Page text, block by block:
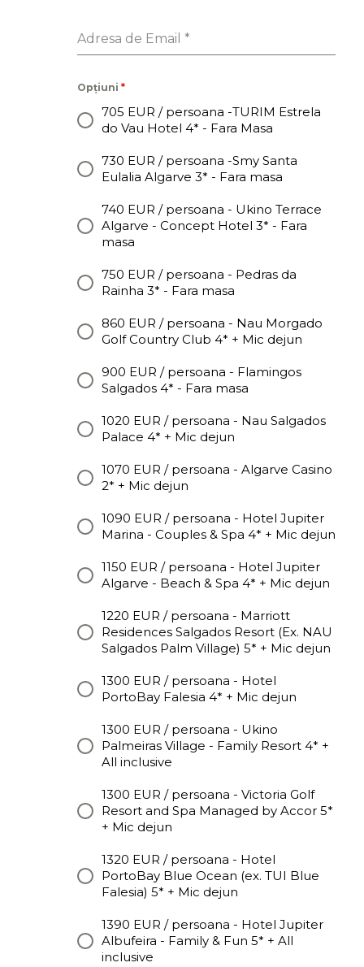
Adresa de Email *
Opțiuni *
705 EUR / persoana -TURIM Estrela
do Vau Hotel 4* - Fara Masa
730 EUR / persoana -Smy Santa
Eulalia Algarve 3* - Fara masa
740 EUR / persoana - Ukino Terrace
Algarve - Concept Hotel 3* - Fara
masa
750 EUR / persoana - Pedras da
Rainha 3* - Fara masa
860 EUR / persoana - Nau Morgado
Golf Country Club 4* + Mic dejun
900 EUR / persoana - Flamingos
Salgados 4* - Fara masa
1020 EUR / persoana - Nau Salgados
Palace 4* + Mic dejun
1070 EUR / persoana - Algarve Casino
2* + Mic dejun
1090 EUR / persoana - Hotel Jupiter
Marina - Couples & Spa 4* + Mic dejun
1150 EUR / persoana - Hotel Jupiter
Algarve - Beach & Spa 4* + Mic dejun
1220 EUR / persoana - Marriott
Residences Salgados Resort (Ex. NAU
Salgados Palm Village) 5* + Mic dejun
1300 EUR / persoana - Hotel
PortoBay Falesia 4* + Mic dejun
1300 EUR / persoana - Ukino
Palmeiras Village - Family Resort 4* +
All inclusive
1300 EUR / persoana - Victoria Golf
Resort and Spa Managed by Accor 5*
+ Mic dejun
1320 EUR / persoana - Hotel
PortoBay Blue Ocean (ex. TUI Blue
Falesia) 5* + Mic dejun
1390 EUR / persoana - Hotel Jupiter
Albufeira - Family & Fun 5* + All
inclusive